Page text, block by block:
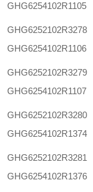
GHG6254102R1105
GHG6252102R3278
GHG6254102R1106
GHG6252102R3279
GHG6254102R1107
GHG6252102R3280
GHG6254102R1374
GHG6252102R3281
GHG6254102R1376